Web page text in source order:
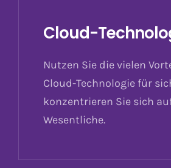
Cloud-
Nutzen Sie die vielen
Cloud-Technologie für
konzentrieren Sie sich
Wesentliche.